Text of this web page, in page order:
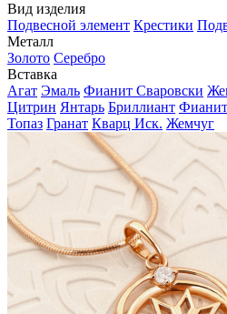
Вид изделия
Подвесной элемент Крестики
Металл
Золото Серебро
Вставка
Агат Эмаль Фианит Сваровски
Цитрин Янтарь Бриллиант Фианит
Топаз Гранат Кварц Иск. Жемчуг